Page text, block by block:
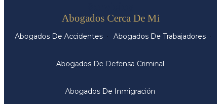
Abogados Cerca De Mi
Abogados De Accidentes Abogados De Trabajadores
Abogados De Defensa Criminal
Abogados De Inmigración